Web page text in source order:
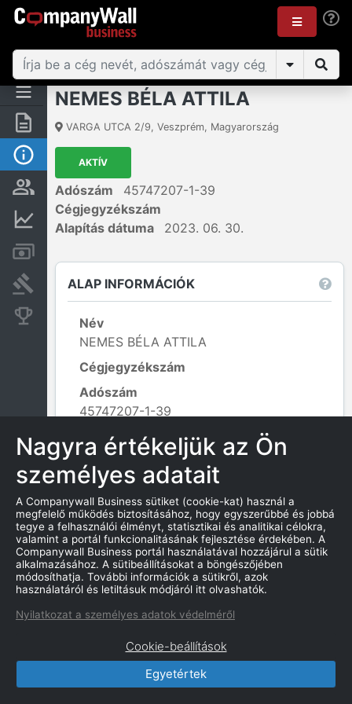
Összegzés
Alap információk
Személyek és tulajdonjog
Pénzügyi információk
Bírósági eljárások
Konkurens cégek
NEMES BÉLA ATTILA
VARGA UTCA 2/9, Veszprém, Magyarország
AKTÍV
Adószám
45747207-1-39
Cégjegyzékszám
Alapítás dátuma
2023. 06. 30.
ALAP INFORMÁCIÓK
Név
NEMES BÉLA ATTILA
Cégjegyzékszám
Adószám
45747207-1-39
Alapítás dátuma
2023. 06. 30.
Tevékenység kódja
855301 - Járművezető-képzés;
Leaflet |© OpenStreetMap contributors
KAPCSOLATOK
CompanyWall Business © 2026
Felhasználási feltétek | Adatvédelmi szabályzat
Nagyra értékeljük az Ön
személyes adatait
A Companywall Business sütiket (cookie-kat) használ a
megfelelő működés biztosításához, hogy egyszerűbbé és jobbá
tegye a felhasználói élményt, statisztikai és analitikai célokra,
valamint a portál funkcionalitásának fejlesztése érdekében. A
Companywall Business portál használatával hozzájárul a sütik
alkalmazásához. A sütibeállításokat a böngészőjében
módosíthatja. További információk a sütikről, azok
használatáról és letiltásuk módjáról itt olvashatók.
Nyilatkozat a személyes adatok védelméről
Cookie-beállítások
Egyetértek